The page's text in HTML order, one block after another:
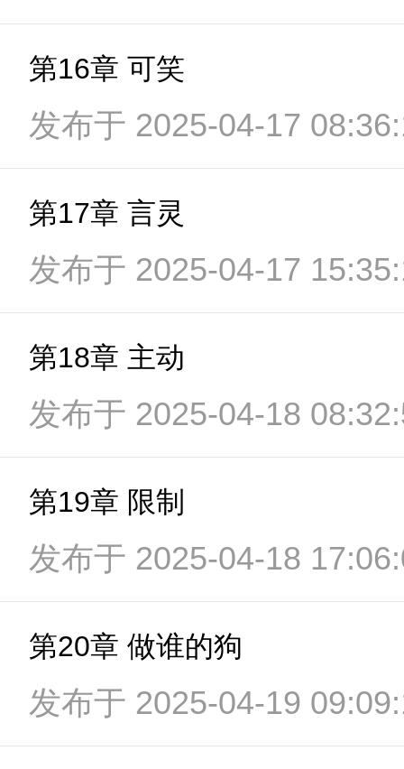
第16章 可笑
发布于 2025-04-17
第17章 言灵
发布于 2025-04-17
第18章 主动
发布于 2025-04-18
第19章 限制
发布于 2025-04-18
第20章 做谁的狗
发布于 2025-04-19